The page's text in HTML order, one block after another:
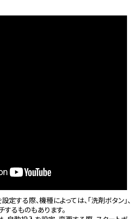
する際、機種によっては、「洗剤ボタン」、
するものもあります。